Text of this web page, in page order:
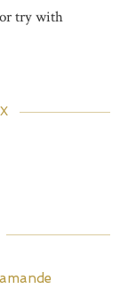
or try with